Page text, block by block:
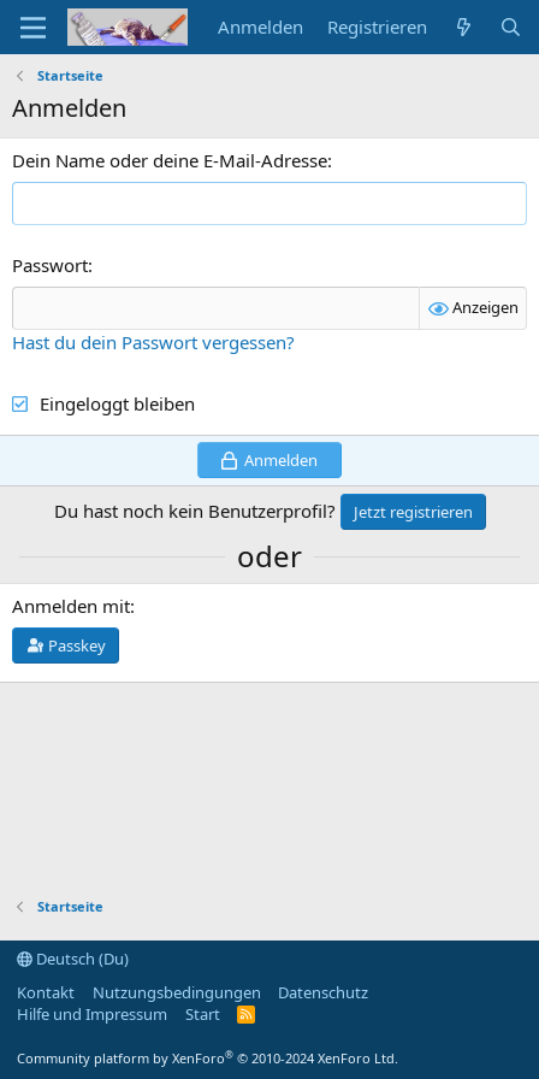
Anmelden Registrieren
Startseite
Anmelden
Dein Name oder deine E-Mail-Adresse
Passwort
Anzeigen
Hast du dein Passwort vergessen?
Eingeloggt bleiben
Anmelden
Du hast noch kein Benutzerprofil? Jetzt registrieren
oder
Anmelden mit
Passkey
Startseite
Deutsch (Du)
Kontakt
Nutzungsbedingungen
Datenschutz
Hilfe und Impressum
Start
R
Community platform by XenForo® © 2010-2024 XenForo Ltd.